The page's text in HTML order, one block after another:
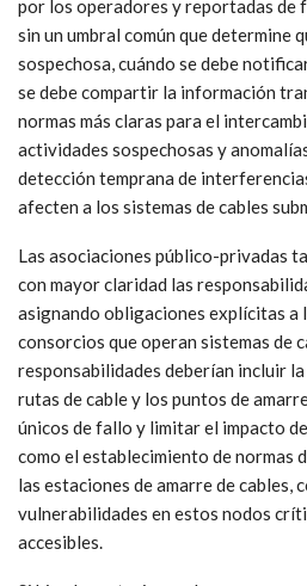
incidentes cibernéticos,
información sobre amenazas,
a emergencias.
Actualmente, las anomalías suelen
sin un umbral común que determine
sospechosa, cuándo se debe
se debe compartir la información
normas más claras para el
actividades sospechosas y
detección temprana de
afecten a los sistemas de cables
Las asociaciones público-privadas
con mayor claridad las
asignando obligaciones explícitas a